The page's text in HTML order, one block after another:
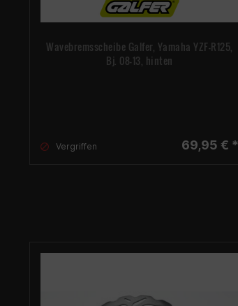
Wavebremsscheibe Galfer, Yamaha YZF-R125,
Bj. 08-13, hinten
Vergriffen 69,95 € *